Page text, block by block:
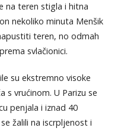
na teren stigla i hitna
nekoliko minuta Menšik
teren, no odmah
svlačionici.
su ekstremno visoke
s vrućinom. U Parizu se
penjala i iznad 40
žalili na iscrpljenost i